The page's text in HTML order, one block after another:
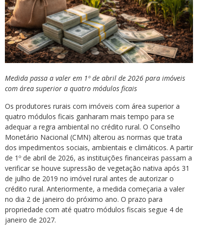
Medida passa a valer em 1º de abril de 2026 para imóveis
com área superior a quatro módulos ficais
Os produtores rurais com imóveis com área superior a
quatro módulos ficais ganharam mais tempo para se
adequar a regra ambiental no crédito rural. O Conselho
Monetário Nacional (CMN) alterou as normas que trata
dos impedimentos sociais, ambientais e climáticos. A partir
de 1º de abril de 2026, as instituições financeiras passam a
verificar se houve supressão de vegetação nativa após 31
de julho de 2019 no imóvel rural antes de autorizar o
crédito rural. Anteriormente, a medida começaria a valer
no dia 2 de janeiro do próximo ano. O prazo para
propriedade com até quatro módulos fiscais segue 4 de
janeiro de 2027.